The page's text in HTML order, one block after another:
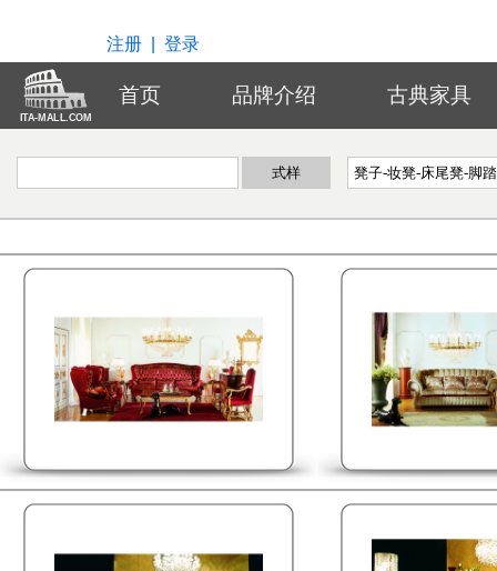
注册 登录
ITA-MALL.COM
首页 品牌介绍 古典家具